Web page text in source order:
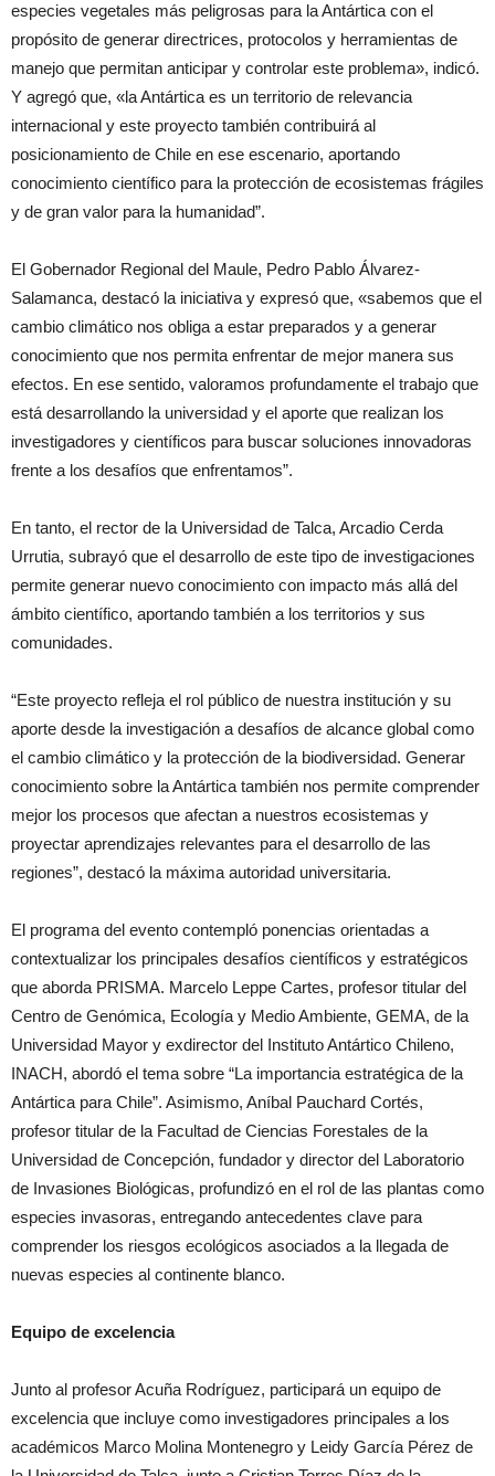
especies vegetales más peligrosas para la Antártica con el
propósito de generar directrices, protocolos y herramientas de
manejo que permitan anticipar y controlar este problema», indicó.
Y agregó que, «la Antártica es un territorio de relevancia
internacional y este proyecto también contribuirá al
posicionamiento de Chile en ese escenario, aportando
conocimiento científico para la protección de ecosistemas frágiles
y de gran valor para la humanidad”.
El Gobernador Regional del Maule, Pedro Pablo Álvarez-
Salamanca, destacó la iniciativa y expresó que, «sabemos que el
cambio climático nos obliga a estar preparados y a generar
conocimiento que nos permita enfrentar de mejor manera sus
efectos. En ese sentido, valoramos profundamente el trabajo que
está desarrollando la universidad y el aporte que realizan los
investigadores y científicos para buscar soluciones innovadoras
frente a los desafíos que enfrentamos”.
En tanto, el rector de la Universidad de Talca, Arcadio Cerda
Urrutia, subrayó que el desarrollo de este tipo de investigaciones
permite generar nuevo conocimiento con impacto más allá del
ámbito científico, aportando también a los territorios y sus
comunidades.
“Este proyecto refleja el rol público de nuestra institución y su
aporte desde la investigación a desafíos de alcance global como
el cambio climático y la protección de la biodiversidad. Generar
conocimiento sobre la Antártica también nos permite comprender
mejor los procesos que afectan a nuestros ecosistemas y
proyectar aprendizajes relevantes para el desarrollo de las
regiones”, destacó la máxima autoridad universitaria.
El programa del evento contempló ponencias orientadas a
contextualizar los principales desafíos científicos y estratégicos
que aborda PRISMA. Marcelo Leppe Cartes, profesor titular del
Centro de Genómica, Ecología y Medio Ambiente, GEMA, de la
Universidad Mayor y exdirector del Instituto Antártico Chileno,
INACH, abordó el tema sobre “La importancia estratégica de la
Antártica para Chile”. Asimismo, Aníbal Pauchard Cortés,
profesor titular de la Facultad de Ciencias Forestales de la
Universidad de Concepción, fundador y director del Laboratorio
de Invasiones Biológicas, profundizó en el rol de las plantas como
especies invasoras, entregando antecedentes clave para
comprender los riesgos ecológicos asociados a la llegada de
nuevas especies al continente blanco.
Equipo de excelencia
Junto al profesor Acuña Rodríguez, participará un equipo de
excelencia que incluye como investigadores principales a los
académicos Marco Molina Montenegro y Leidy García Pérez de